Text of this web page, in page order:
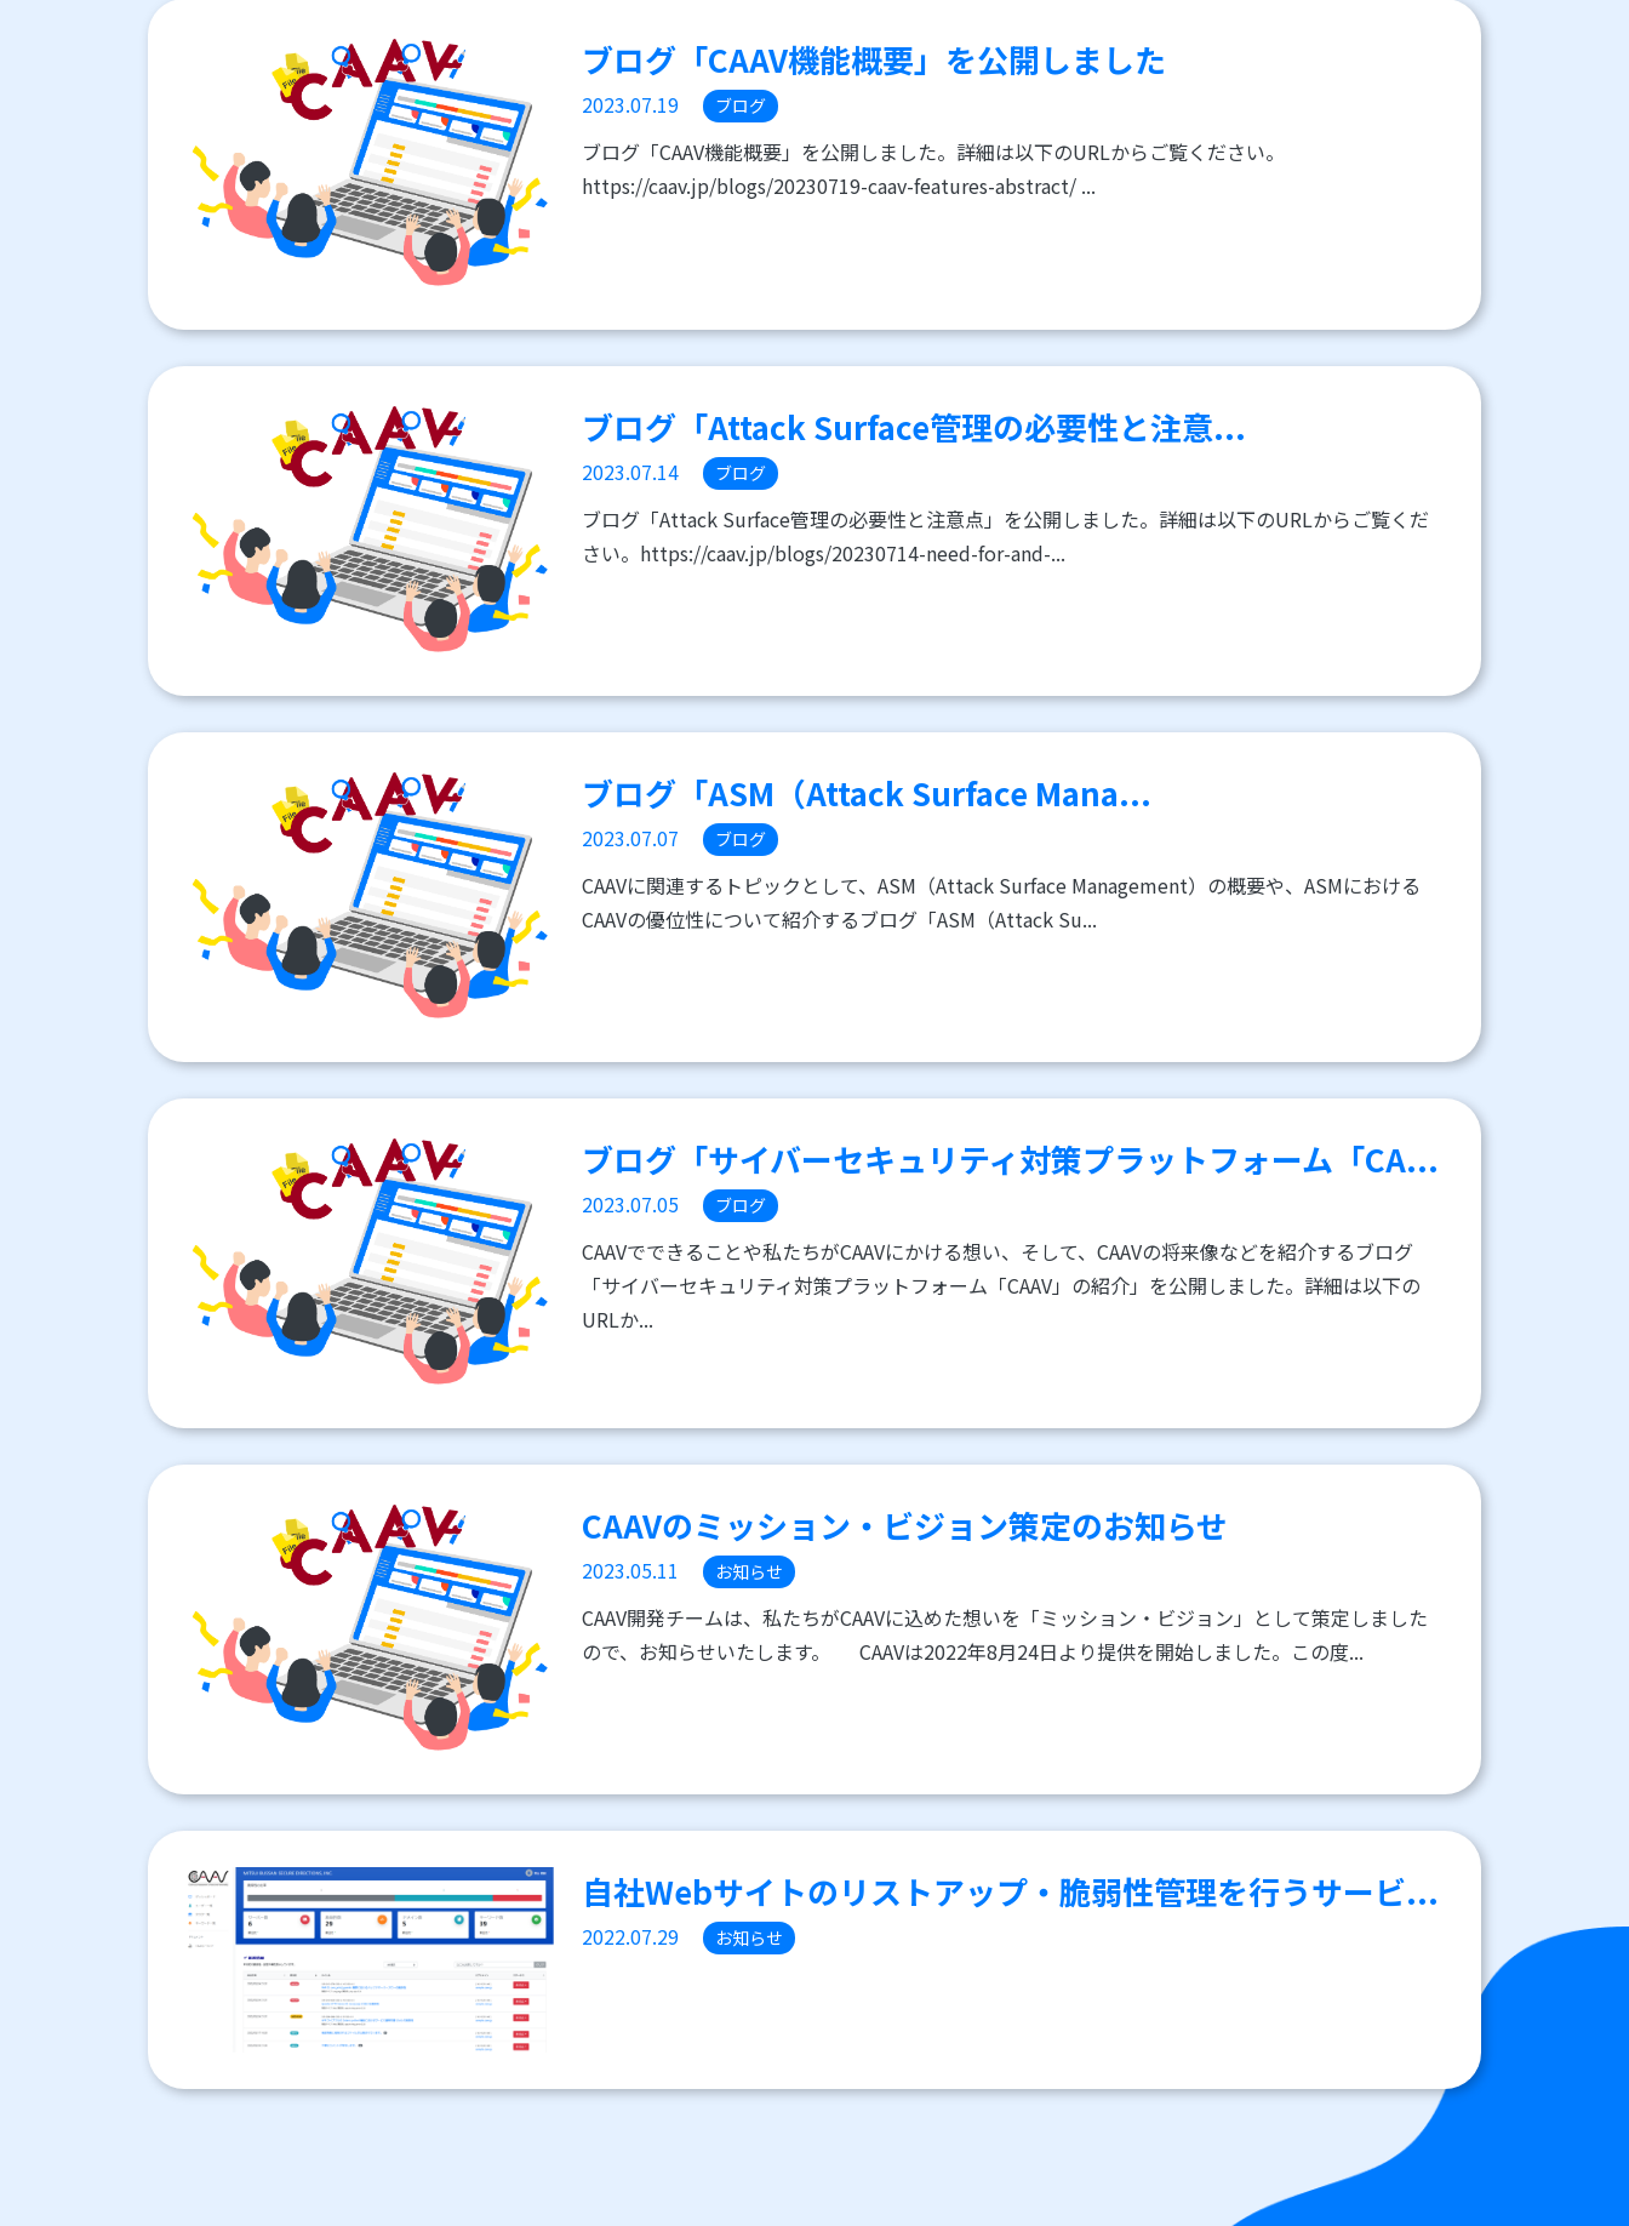
ブログ「CAAV機能概要」を公開しました
2023.07.19 ブログ
ブログ「CAAV機能概要」を公開しました。詳細は以下のURLからご覧ください。
https://caav.jp/blogs/20230719-caav-features-abstract/ ...
ブログ「Attack Surface管理の必要性と注意...
2023.07.14 ブログ
ブログ「Attack Surface管理の必要性と注意点」を公開しました。詳細は以下のURLからご覧くだ
さい。https://caav.jp/blogs/20230714-need-for-and-...
ブログ「ASM（Attack Surface Mana...
2023.07.07 ブログ
CAAVに関連するトピックとして、ASM（Attack Surface Management）の概要や、ASMにおける
CAAVの優位性について紹介するブログ「ASM（Attack Su...
ブログ「サイバーセキュリティ対策プラットフォーム「CA...
2023.07.05 ブログ
CAAVでできることや私たちがCAAVにかける想い、そして、CAAVの将来像などを紹介するブログ
「サイバーセキュリティ対策プラットフォーム「CAAV」の紹介」を公開しました。詳細は以下の
URLか...
CAAVのミッション・ビジョン策定のお知らせ
2023.05.11 お知らせ
CAAV開発チームは、私たちがCAAVに込めた想いを「ミッション・ビジョン」として策定しました
ので、お知らせいたします。 CAAVは2022年8月24日より提供を開始しました。この度...
自社Webサイトのリストアップ・脆弱性管理を行うサービ...
2022.07.29 お知らせ